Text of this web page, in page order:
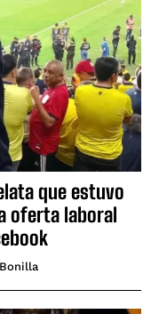
que estuvo
oferta laboral